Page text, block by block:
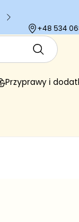
+48 534
Przyprawy i